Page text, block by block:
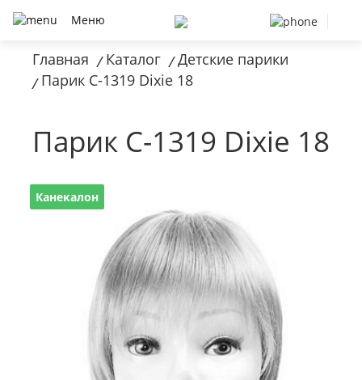
Меню
Главная / Каталог / Детские парики
/ Парик C-1319 Dixie 18
Парик C-1319 Dixie 18
Канекалон